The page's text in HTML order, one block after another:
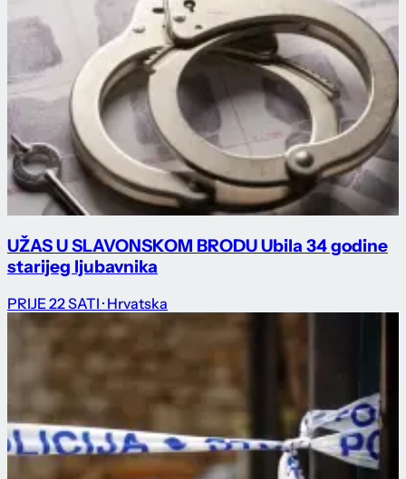
UŽAS U SLAVONSKOM BRODU Ubila 34 godine
starijeg ljubavnika
PRIJE 22 SATI · Hrvatska